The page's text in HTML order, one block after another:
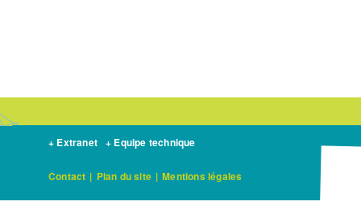
+ Extranet + Equipe technique
Contact | Plan du site | Mentions légales